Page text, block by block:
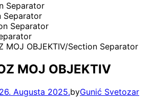
MOJ OBJEKTIV
MOJ OBJEKTIV
26. Augusta 2025.byGunić Svetozar